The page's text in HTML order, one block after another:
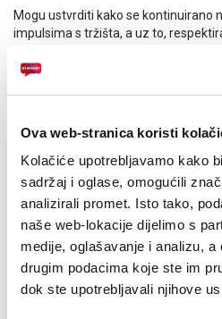
Ova web-stranica koristi
Kolačiće upotrebljavamo kako
sadržaj i oglase, omogućili
analizirali promet. Isto tako,
naše web-lokacije dijelimo s
medije, oglašavanje i analizu,
drugim podacima koje ste im
dok ste upotrebljavali njihove
Mogu ustvrditi kako se kontinuirano
impulsima s tržišta, a uz to,
konzumaciji suvremenih usluga i
agilnim odnosom prema korisnicima
potrebama naših korisnika. Isto tako,
nudimo tržištu predstavljaju najbolji
već godinama izdvaja na tržištu, a
potvrđivanje liderskih karakteristika
HT Eronet u godini koja je iza nas
novina. Što biste posebno istaknuli?
Tako je. U postpaid i prepaid
korisnika, uz značajno povećanje
lipnju smo napravili redizajn SMART